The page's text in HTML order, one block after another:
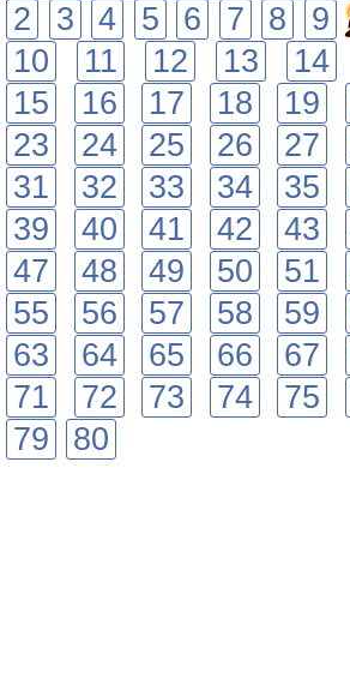
2
3 4 5 6 7 8
9
10
11 12 13
14
15
16 17 18 19
23
24 25 26 27
31
32 33 34 35
39
40 41 42 43
47
48 49 50 51
55
56 57 58 59
63
64 65 66 67
71
72 73 74 75
79
80